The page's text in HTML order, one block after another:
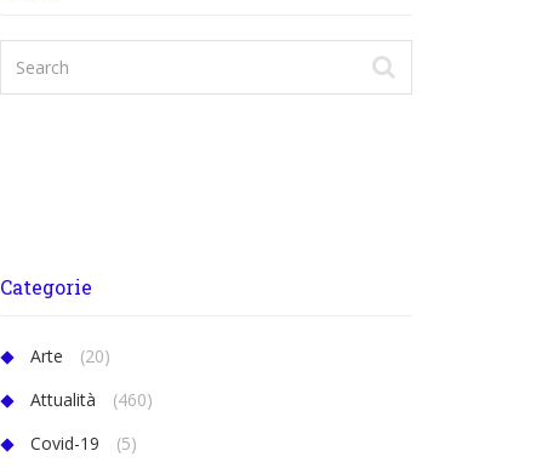
Categorie
Arte
(20)
Attualità
(460)
Covid-19
(5)